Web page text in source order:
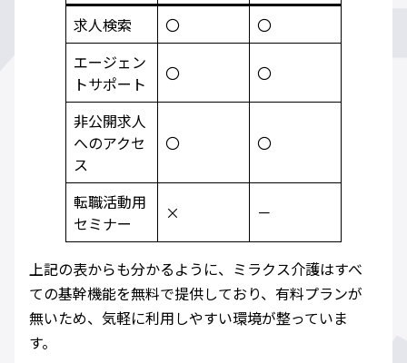
求人検索
〇
〇
エージェン
トサポート
〇 〇
非公開求人
へのアクセ
ス
〇 〇
転職活動用
セミナー
× －
上記の表からも分かるように、ミラクス介護はすべ
ての基幹機能を無料で提供しており、有料プランが
無いため、気軽に利用しやすい環境が整っていま
す。